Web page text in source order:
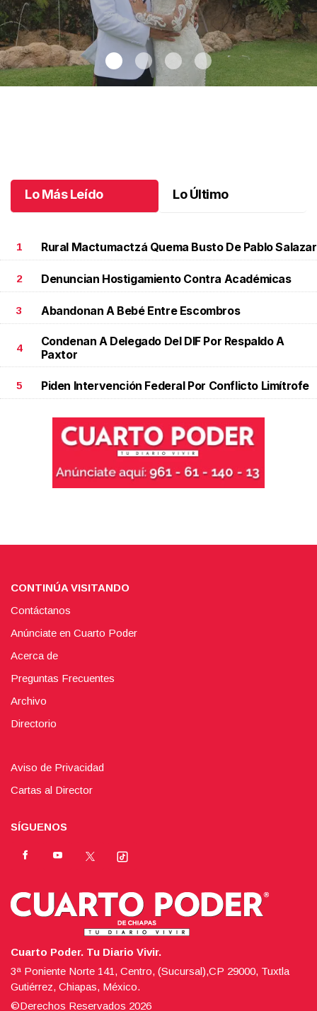
Lo Más Leído Lo Último
1 Rural Mactumactzá Quema Busto De Pablo Salazar
2 Denuncian Hostigamiento Contra Académicas
3 Abandonan A Bebé Entre Escombros
4
Condenan A Delegado Del DIF Por Respaldo A
Paxtor
5 Piden Intervención Federal Por Conflicto Limítrofe
CONTINÚA VISITANDO
Contáctanos
Anúnciate en Cuarto Poder
Acerca de
Preguntas Frecuentes
Archivo
Directorio
Aviso de Privacidad
Cartas al Director
SÍGUENOS
Cuarto Poder. Tu Diario Vivir.
3ª Poniente Norte 141, Centro, (Sucursal),CP 29000, Tuxtla
Gutiérrez, Chiapas, México.
©Derechos Reservados 2026